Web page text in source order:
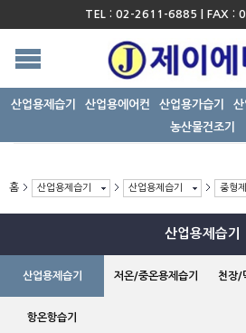
TEL : 02-2611-6885 | FAX :
산업용제습기 산업용에어컨 산업용가습기 산
농산물건조기
홈 산업용제습기 산업용제습기 중형
산업용제습기
산업용제습기 저온/중온용제습기 천장/
항온항습기